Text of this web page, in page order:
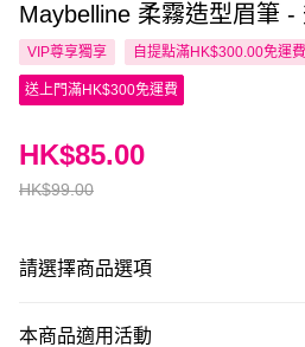
Maybelline 柔霧造型眉筆
VIP尊享獨享 自提點滿HK$300.00免運費
送上門滿HK$300免運費
HK$99.00
HK$85.00
請選擇商品選項
本商品適用活動